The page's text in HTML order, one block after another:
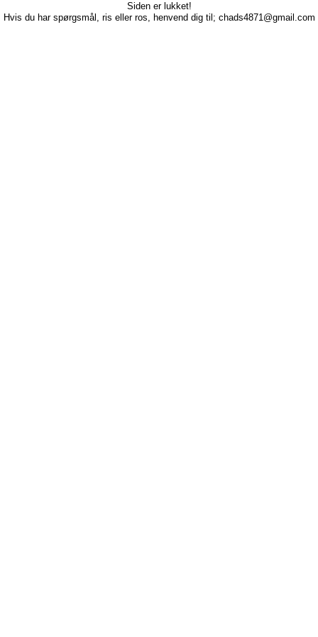
Siden er lukket!
Hvis du har spørgsmål, ris eller ros, henvend dig til; chads4871@gmail.com